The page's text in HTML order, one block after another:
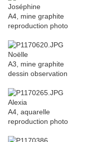
Joséphine
A4, mine graphite
reproduction photo
Noëlle
A3, mine graphite
dessin observation
Alexia
A4, aquarelle
reproduction photo